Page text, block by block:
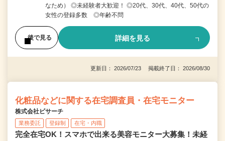
なため） ◎未経験者大歓迎！ ◎20代、30代、40代、50代の
女性の登録多数 ◎年齢不問
後で見る 詳細を見る
更新日： 2026/07/23 掲載終了日： 2026/08/30
化粧品などに関する在宅調査員・在宅モニター
株式会社ビサーチ
業務委託 登録制 在宅・内職
完全在宅OK！スマホで出来る美容モニター大募集！未経